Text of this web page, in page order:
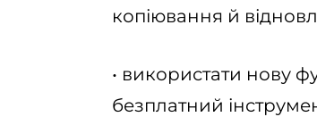
копіювання й
• використати нову
безплатний